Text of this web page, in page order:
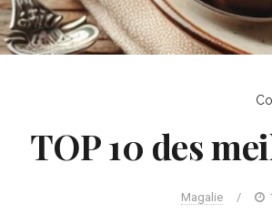
TOP 10 des
Magalie /